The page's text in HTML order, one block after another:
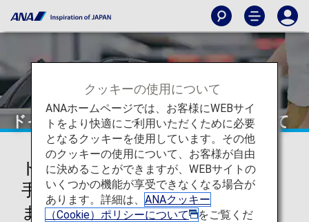
ドイツ空港出発時の手荷物検査について
ドイツの空港を出発するお客様の
手荷物は不定期検査の対象となり
ます
クッキーの使用について
ANAホームページでは、お客様にWEBサイ
トをより快適にご利用いただくために必要
となるクッキーを使用しています。その他
のクッキーの使用について、お客様が自由
に決めることができますが、WEBサイトの
いくつかの機能が享受できなくなる場合が
あります。詳細は、 ANAクッキー
（Cookie）ポリシーについて
をご覧くだ